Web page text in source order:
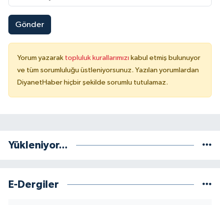
Gönder
Yorum yazarak topluluk kurallarımızı kabul etmiş bulunuyor
ve tüm sorumluluğu üstleniyorsunuz. Yazılan yorumlardan
DiyanetHaber hiçbir şekilde sorumlu tutulamaz.
Yükleniyor...
E-Dergiler
Kocaeli Müftülüğü
Mardin Müftülüğü
Muğla Müftülüğü